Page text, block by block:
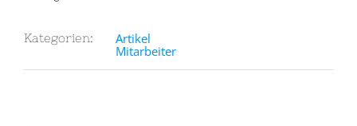
Kategorien:
Artikel
Mitarbeiter